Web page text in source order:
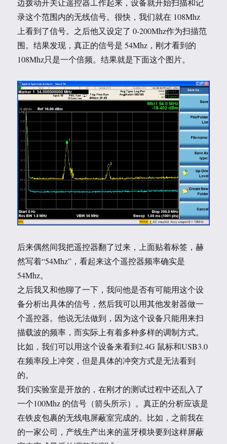
边拨动开关让遥控器工作起来，设备就开始扫描和记
录这个范围内的无线信号。很快，我们就在 108Mhz
上看到了信号。之后他又设定了 0-200Mhz作为扫描范
围。结果发现，真正的信号是 54Mhz，刚才看到的
108Mhz只是一个倍频。结果就是下面这个图片。
后来偶然间我把遥控器翻了过来，上面贴着标签，赫
然写着“54Mhz”，看起来这个遥控器频率确实是
54Mhz。
之后我又和他聊了一下，我问他是否有可能用这个设
备分析出具体的信号，然后我可以用其他发射器做一
个遥控器。他说无法做到，因为这个设备只能用来扫
描载波的频率，而实际上有着多种多样的调制方式。
比如，我们可以用这个设备来看到2.4G 鼠标和USB3.0
在频率段上冲突，但是具体的冲突方式是无法看到
的。
我们实验室是开放的，在刚才的测试过程中还乱入了
一个100Mhz 的信号（箭头所示）。真正的分析应该是
在铁皮包裹的无线电屏蔽室完成的。比如，之前我在
的一家公司，产线生产出来的蓝牙模块要到这样屏蔽